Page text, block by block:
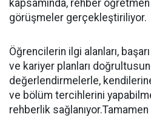
kapsamında, rehber
görüşmeler gerçekleştiriliyor.
Öğrencilerin ilgi alanları,
ve kariyer planları
değerlendirmelerle,
ve bölüm tercihlerini
rehberlik